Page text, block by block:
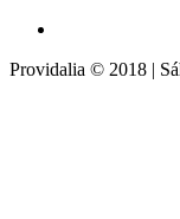
Providalia © 2018 |